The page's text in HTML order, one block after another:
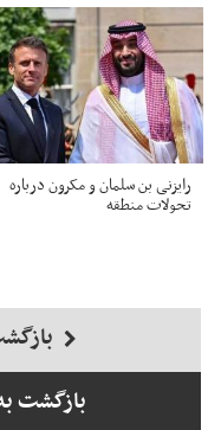
رایزنی بن سلمان و مکرون درباره
تحولات منطقه
بازگشت